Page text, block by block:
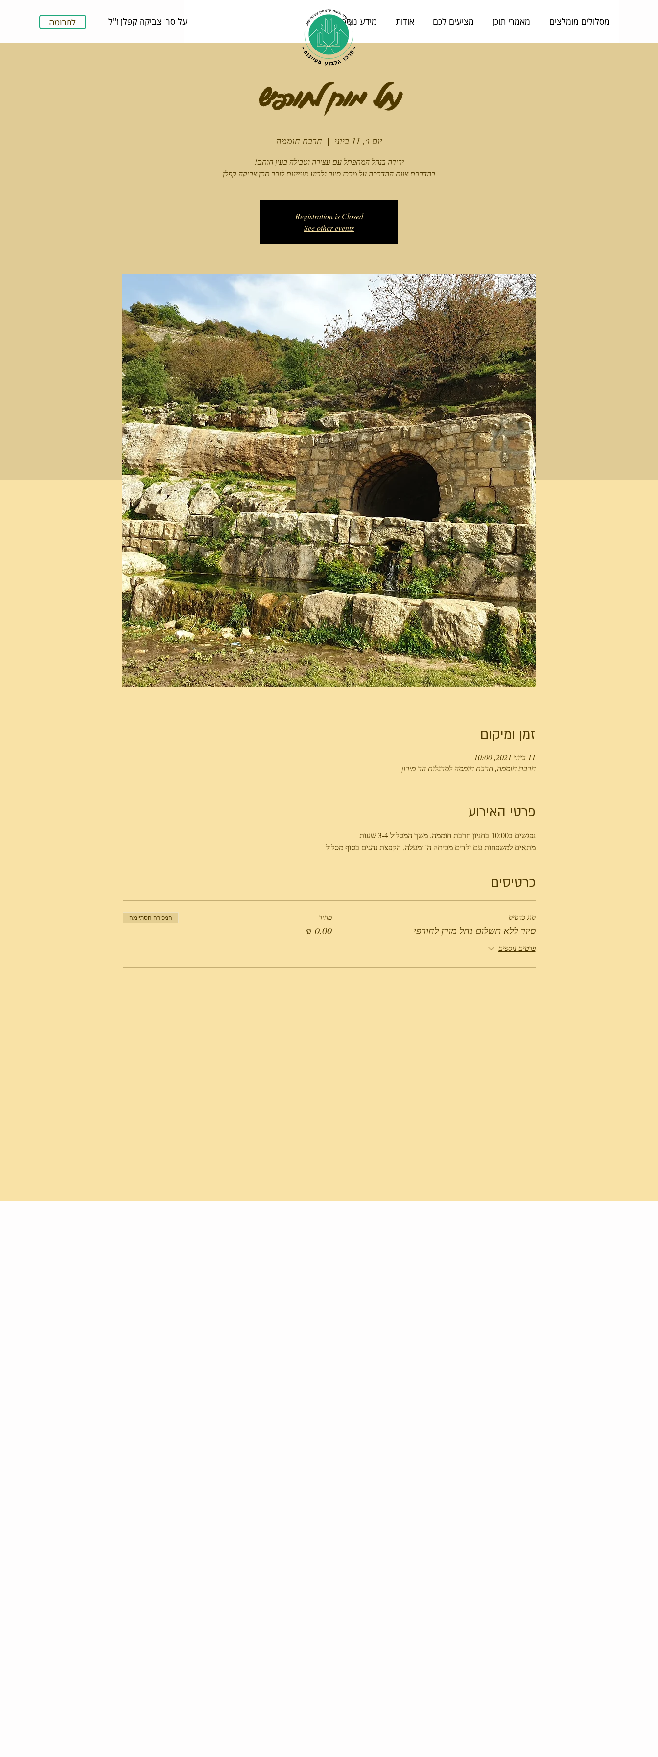
לתרומה על סרן צביקה קפלן ז"ל מסלולים מומלצים מאמרי תוכן מציעים לכם אודות מידע נוסף
נחל מורן לחורפיש
יום ו׳, 11 ביוני
  |
חרבת חוממה
בהדרכת צוות ההדרכה על מרכז סיור גלבוע מעיינות לזכר סרן צביקה קפלן
Registration is Closed
See other events
זמן ומיקום
11 ביוני 2021, 10:00
חרבת חוממה, חרבת חוממה למרגלות הר מירון
פרטי האירוע
נפגשים ב10:00 בחניון חרבת חוממה, משך המסלול 3-4 שעות
מתאים למשפחות עם ילדים מכיתה ה' ומעלה, הקפצת נהגים בסוף מסלול
כרטיסים
סוג כרטיס
סיור ללא תשלום נחל מורן לחורפי
פרטים נוספים
מחיר המכירה הסתיימה